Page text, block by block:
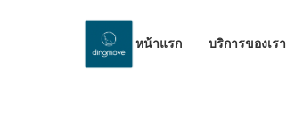
หน้าแรก บริการของเรา